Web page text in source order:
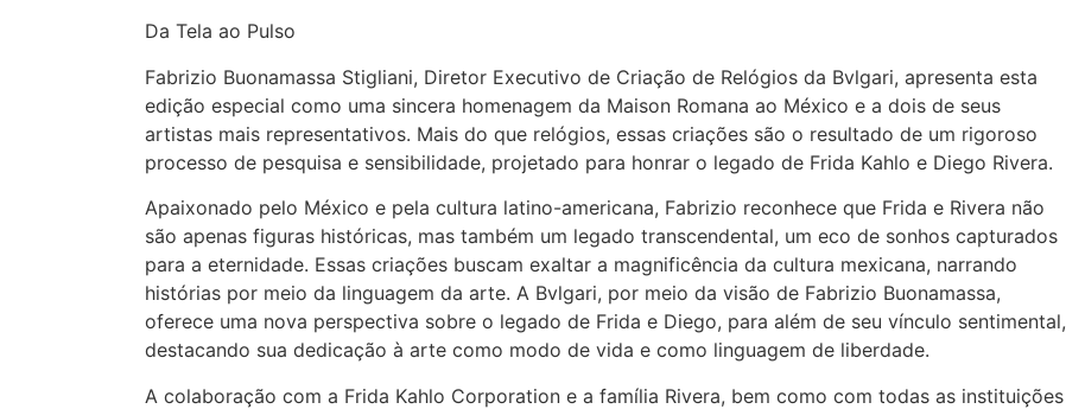
Da Tela ao Pulso
Fabrizio Buonamassa Stigliani, Diretor Executivo de Criação de Relógios da Bvlgari, apresenta esta
edição especial como uma sincera homenagem da Maison Romana ao México e a dois de seus
artistas mais representativos. Mais do que relógios, essas criações são o resultado de um rigoroso
processo de pesquisa e sensibilidade, projetado para honrar o legado de Frida Kahlo e Diego Rivera.
Apaixonado pelo México e pela cultura latino-americana, Fabrizio reconhece que Frida e Rivera não
são apenas figuras históricas, mas também um legado transcendental, um eco de sonhos capturados
para a eternidade. Essas criações buscam exaltar a magnificência da cultura mexicana, narrando
histórias por meio da linguagem da arte. A Bvlgari, por meio da visão de Fabrizio Buonamassa,
oferece uma nova perspectiva sobre o legado de Frida e Diego, para além de seu vínculo sentimental,
destacando sua dedicação à arte como modo de vida e como linguagem de liberdade.
A colaboração com a Frida Kahlo Corporation e a família Rivera, bem como com todas as instituições